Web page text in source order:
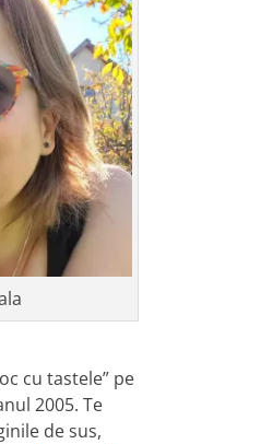
cu tastele” pe
2005. Te
de sus,